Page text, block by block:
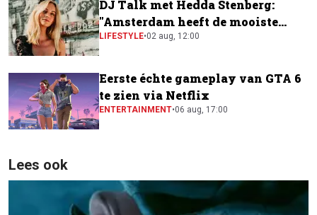
DJ Talk met Hedda Stenberg:
"Amsterdam heeft de mooiste
festivalscene van Europa"
LIFESTYLE•02 aug, 12:00
Eerste échte gameplay van GTA 6
te zien via Netflix
ENTERTAINMENT•06 aug, 17:00
Lees ook